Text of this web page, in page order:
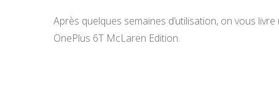
Après quelques semaines d’utilisation, on vous
OnePlus 6T McLaren Edition.